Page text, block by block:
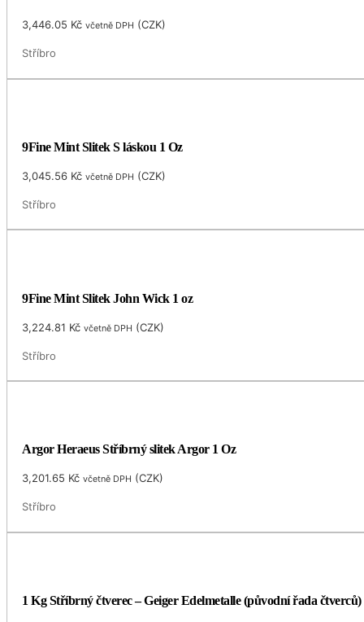
3,446.05 Kč včetně DPH (CZK)
Stříbro
9Fine Mint Slitek S láskou 1 Oz
3,045.56 Kč včetně DPH (CZK)
Stříbro
9Fine Mint Slitek John Wick 1 oz
3,224.81 Kč včetně DPH (CZK)
Stříbro
Argor Heraeus Stříbrný slitek Argor 1 Oz
3,201.65 Kč včetně DPH (CZK)
Stříbro
1 Kg Stříbrný čtverec – Geiger Edelmetalle (původní řada čtverců)